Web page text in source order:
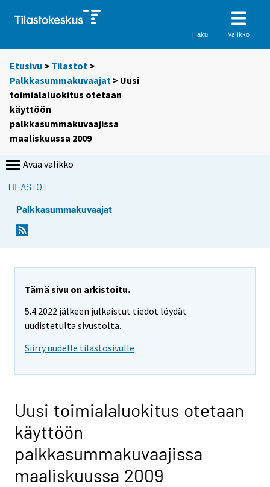
Haku Valikko
Etusivu > Tilastot >
Palkkasummakuvaajat > Uusi
toimialaluokitus otetaan
käyttöön
palkkasummakuvaajissa
maaliskuussa 2009
Avaa valikko
TILASTOT
Palkkasummakuvaajat
Tämä sivu on arkistoitu.
5.4.2022 jälkeen julkaistut tiedot löydät
uudistetulta sivustolta.
Siirry uudelle tilastosivulle
Uusi toimialaluokitus otetaan
käyttöön
palkkasummakuvaajissa
maaliskuussa 2009